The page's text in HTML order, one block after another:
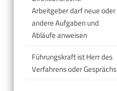
Arbeitgeber darf neue oder
andere Aufgaben und
Abläufe anweisen
Führungskraft ist Herr des
Verfahrens oder Gesprächs